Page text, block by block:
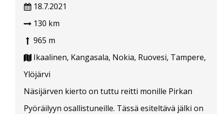
18.7.2021
130 km
965 m
Ikaalinen, Kangasala, Nokia, Ruovesi, Tampere,
Ylöjärvi
Näsijärven kierto on tuttu reitti monille Pirkan
Pyöräilyyn osallistuneille. Tässä esiteltävä jälki on